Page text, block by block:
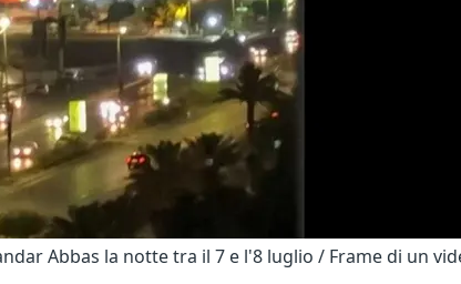
Abbas la notte tra il 7 e l'8 luglio / Frame di un